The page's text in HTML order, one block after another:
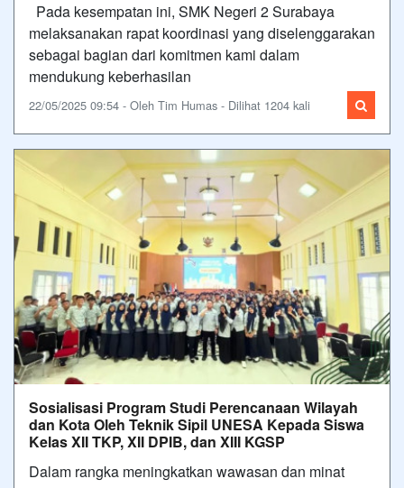
Pada kesempatan ini, SMK Negeri 2 Surabaya
melaksanakan rapat koordinasi yang diselenggarakan
sebagai bagian dari komitmen kami dalam
mendukung keberhasilan
22/05/2025 09:54 - Oleh Tim Humas - Dilihat 1204 kali
Sosialisasi Program Studi Perencanaan Wilayah
dan Kota Oleh Teknik Sipil UNESA Kepada Siswa
Kelas XII TKP, XII DPIB, dan XIII KGSP
Dalam rangka meningkatkan wawasan dan minat